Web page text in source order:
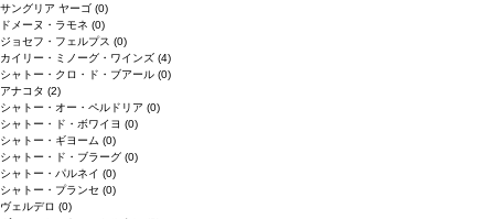
サングリア ヤーゴ (0)
ドメーヌ・ラモネ (0)
ジョセフ・フェルプス (0)
カイリー・ミノーグ・ワインズ (4)
シャトー・クロ・ド・ブアール (0)
アナコタ (2)
シャトー・オー・ペルドリア (0)
シャトー・ド・ボワイヨ (0)
シャトー・ギヨーム (0)
シャトー・ド・ブラーグ (0)
シャトー・パルネイ (0)
シャトー・プランセ (0)
ヴェルデロ (0)